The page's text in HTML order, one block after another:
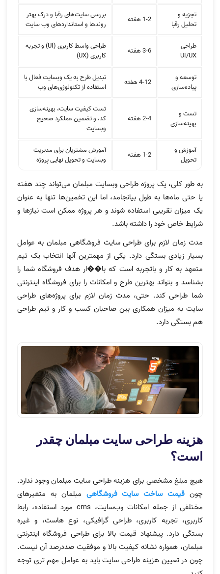
تجزیه و
تحلیل رقبا
1-2 هفته
بررسی سایت‌های رقبا و درک بهتر
روندها و استانداردهای وب سایت
طراحی
UI/UX
3-6 هفته
طراحی واسط کاربری (UI) و تجربه
کاربری (UX)
توسعه و
پیاده‌سازی
4-12 هفته
تبدیل طرح به یک وبسایت فعال با
استفاده از تکنولوژی‌های وب
تست و
بهینه‌سازی
2-4 هفته
تست کیفیت سایت، بهینه‌سازی
کد، و تضمین عملکرد صحیح
وبسایت
آموزش و
تحویل
1-2 هفته
آموزش مشتریان برای مدیریت
وبسایت و تحویل نهایی پروژه
به طور کلی، یک پروژه طراحی وبسایت مبلمان می‌تواند چند هفته
یا حتی ماه‌ها به طول بیانجامد، اما این تخمین‌ها تنها به عنوان
یک میزان تقریبی استفاده شوند و هر پروژه ممکن است نیازها و
شرایط خاص خود را داشته باشد.
مدت زمان لازم برای طراحی سایت فروشگاهی مبلمان به عوامل
بسیار زیادی بستگی دارد. یکی از مهمترین آنها انتخاب یک تیم
متعهد به کار و باتجربه است که با��ار هدف فروشگاه شما را
بشناسد و بتواند بهترین طرح و امکانات را برای فروشگاه اینترنتی
شما طراحی کند. حتی، مدت زمان لازم برای پروژه‌های طراحی
سایت به میزان همکاری بین صاحبان کسب و کار و تیم طراحی
هم بستگی دارد.
هزینه طراحی سایت مبلمان چقدر
است؟
هیچ مبلغ مشخصی برای هزینه طراحی سایت مبلمان وجود ندارد.
چون قیمت ساخت سایت فروشگاهی مبلمان به متغیرهای
مختلفی از جمله امکانات وب‌سایت، cms مورد استفاده، رابط
کاربری، تجربه کاربری، طراحی گرافیکی، نوع هاست، و غیره
بستگی دارد. پیشنهاد قیمت بالا برای طراحی فروشگاه اینترنتی
مبلمان، همواره نشانه کیفیت بالا و موفقیت صددرصد آن نیست.
چون در تعیین هزینه طراحی سایت باید به عوامل مهم تری توجه